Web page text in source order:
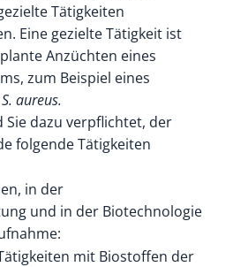
Tätigkeiten
Eine gezielte Tätigkeit ist
Anzüchten eines
zum Beispiel eines
S. aureus.
Sie dazu verpflichtet, der
folgende Tätigkeiten
in der
und in der Biotechnologie
mit Biostoffen der